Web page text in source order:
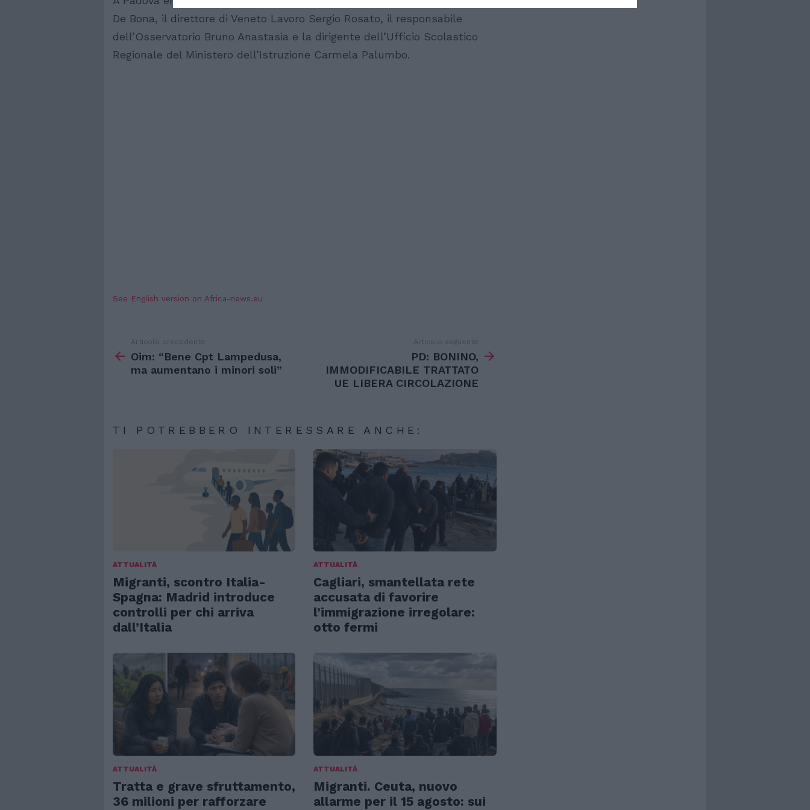
De Bona, il direttore di Veneto Lavoro Sergio Rosato, il responsabile
dell’Osservatorio Bruno Anastasia e la dirigente dell’Ufficio Scolastico
Regionale del Ministero dell’Istruzione Carmela Palumbo.
See English version on Africa-news.eu
di
Articolo precedente
Oim: “Bene Cpt Lampedusa,
ma aumentano i minori soli”
Articolo seguente
PD: BONINO,
IMMODIFICABILE TRATTATO
UE LIBERA CIRCOLAZIONE
TI POTREBBERO INTERESSARE ANCHE:
ATTUALITÀ
Migranti, scontro Italia-
Spagna: Madrid introduce
controlli per chi arriva
dall’Italia
ATTUALITÀ
Cagliari, smantellata rete
accusata di favorire
l’immigrazione irregolare:
otto fermi
ATTUALITÀ
Tratta e grave sfruttamento,
36 milioni per rafforzare
ATTUALITÀ
Migranti. Ceuta, nuovo
allarme per il 15 agosto: sui